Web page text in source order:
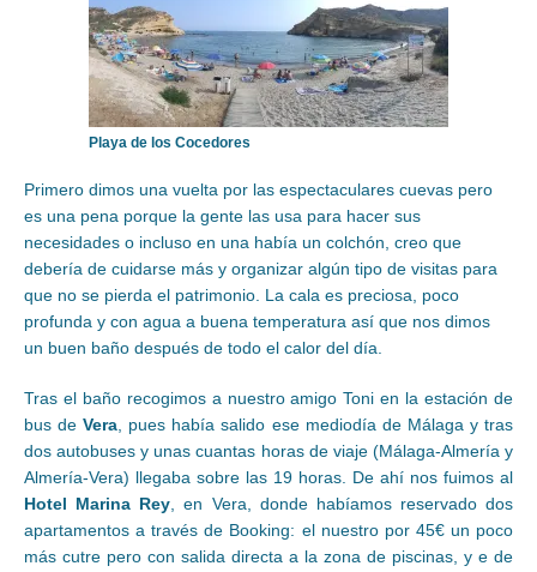
Playa de los Cocedores
Primero dimos una vuelta por las espectaculares cuevas pero
es una pena porque la gente las usa para hacer sus
necesidades o incluso en una había un colchón, creo que
debería de cuidarse más y organizar algún tipo de visitas para
que no se pierda el patrimonio. La cala es preciosa, poco
profunda y con agua a buena temperatura así que nos dimos
un buen baño después de todo el calor del día.
Tras el baño recogimos a nuestro amigo Toni en la estación de
bus deVera, pues había salido ese mediodía de Málaga y tras
dos autobuses y unas cuantas horas de viaje (Málaga-Almería y
Almería-Vera) llegaba sobre las 19 horas. De ahí nos fuimos al
Hotel Marina Rey, en Vera, donde habíamos reservado dos
apartamentos a través de Booking: el nuestro por 45€ un poco
más cutre pero con salida directa a la zona de piscinas, y e de